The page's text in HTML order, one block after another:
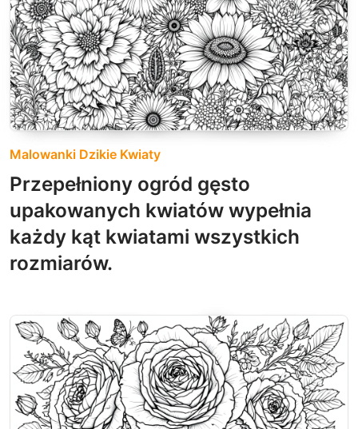
Malowanki Dzikie Kwiaty
Przepełniony ogród gęsto
upakowanych kwiatów wypełnia
każdy kąt kwiatami wszystkich
rozmiarów.